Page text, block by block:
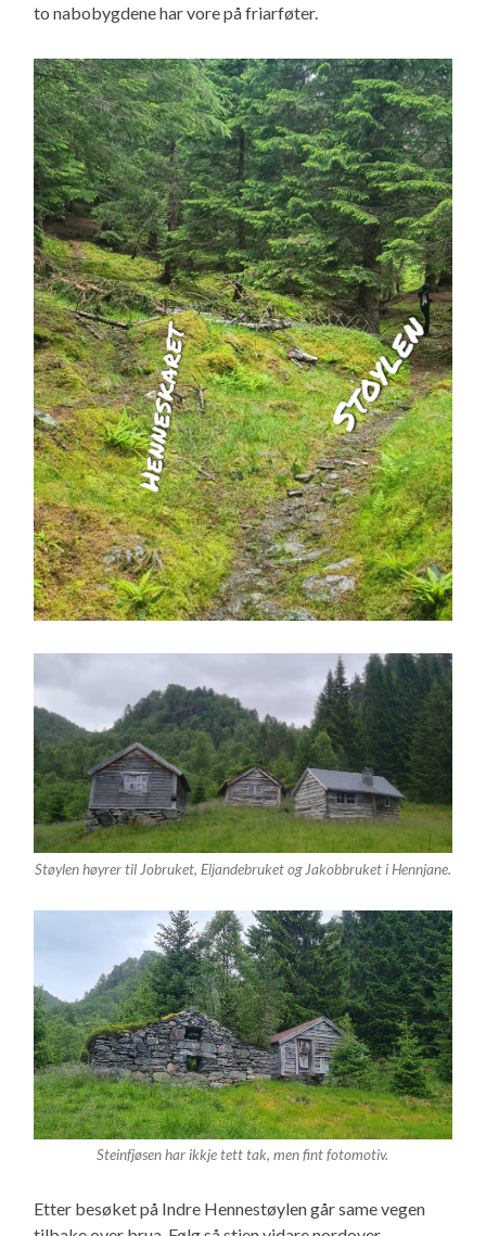
to nabobygdene har vore på friarføter.
Støylen høyrer til Jobruket, Eljandebruket og Jakobbruket i Hennjane.
Steinfjøsen har ikkje tett tak, men fint fotomotiv.
Etter besøket på Indre Hennestøylen går same vegen